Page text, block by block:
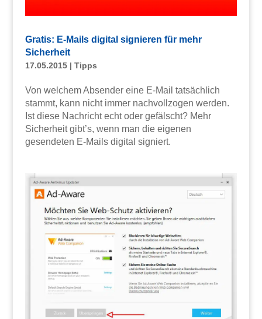
Gratis: E-Mails digital signieren für mehr
Sicherheit
17.05.2015| Tipps
Von welchem Absender eine E-Mail tatsächlich
stammt, kann nicht immer nachvollzogen werden.
Ist diese Nachricht echt oder gefälscht? Mehr
Sicherheit gibt’s, wenn man die eigenen
gesendeten E-Mails digital signiert.